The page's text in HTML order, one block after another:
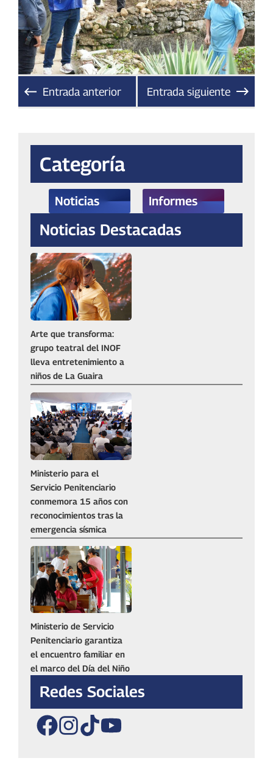
Entrada anterior Entrada siguiente
Categoría
Noticias Informes
Noticias Destacadas
Arte que transforma:
grupo teatral del INOF
lleva entretenimiento a
niños de La Guaira
Ministerio para el
Servicio Penitenciario
conmemora 15 años con
reconocimientos tras la
emergencia sísmica
Ministerio de Servicio
Penitenciario garantiza
el encuentro familiar en
el marco del Día del Niño
Redes Sociales